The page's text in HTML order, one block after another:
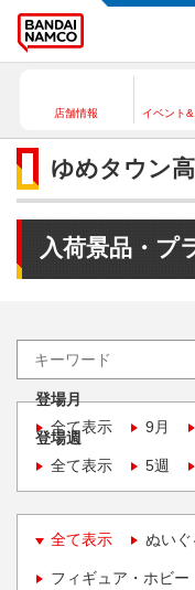
店舗情報 イベント
ゆめタウン
入荷景品・プ
登場月
全て表示
9月
登場週
全て表示
5週
全て表示 ぬいぐ
フィギュア・ホビー